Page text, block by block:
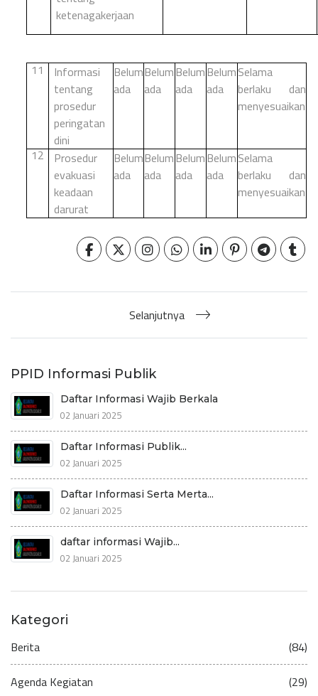
ketenagakerjaan
11
Informasi
tentang
prosedur
peringatan
dini
Belum
ada
Belum
ada
Belum
ada
Belum
ada
Selama
berlaku dan
menyesuaikan
12
Prosedur
evakuasi
keadaan
darurat
Belum
ada
Belum
ada
Belum
ada
Belum
ada
Selama
berlaku dan
menyesuaikan
Selanjutnya
PPID Informasi Publik
Daftar Informasi Wajib Berkala
02 Januari 2025
Daftar Informasi Publik...
02 Januari 2025
Daftar Informasi Serta Merta...
02 Januari 2025
daftar informasi Wajib...
02 Januari 2025
Kategori
Berita (84)
Agenda Kegiatan (29)